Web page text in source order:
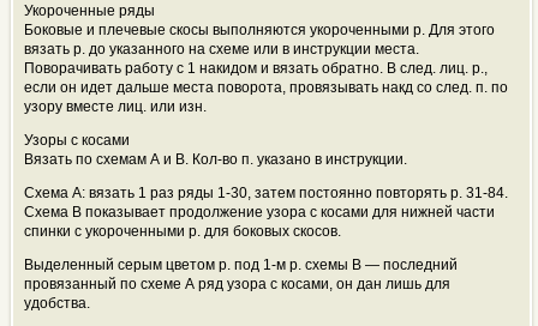
Укороченные ряды
Боковые и плечевые скосы выполняются укороченными р. Для этого
вязать р. до указанного на схеме или в инструкции места.
Поворачивать работу с 1 накидом и вязать обратно. В след. лиц. р.,
если он идет дальше места поворота, провязывать накд со след. п. по
узору вместе лиц. или изн.
Узоры с косами
Вязать по схемам А и В. Кол-во п. указано в инструкции.
Схема А: вязать 1 раз ряды 1-30, затем постоянно повторять р. 31-84.
Схема В показывает продолжение узора с косами для нижней части
спинки с укороченными р. для боковых скосов.
Выделенный серым цветом р. под 1-м р. схемы В — последний
провязанный по схеме А ряд узора с косами, он дан лишь для
удобства.